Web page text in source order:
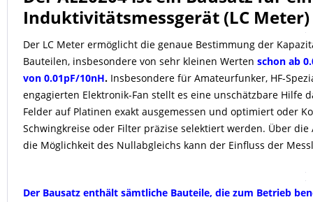
Induktivitätsmessgerät (LC Meter)
Der LC Meter ermöglicht die genaue Bestimmung der
Bauteilen, insbesondere von sehr kleinen Werten schon ab
von 0.01pF/10nH. Insbesondere für Amateurfunker, HF-
engagierten Elektronik-Fan stellt es eine unschätzbare Hilfe
Felder auf Platinen exakt ausgemessen und optimiert oder
Schwingkreise oder Filter präzise selektiert werden. Über
die Möglichkeit des Nullabgleichs kann der Einfluss der
Der Bausatz enthält sämtliche Bauteile, die zum Betrieb